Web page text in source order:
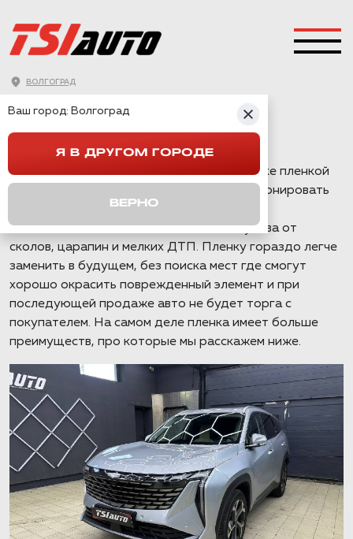
ВОЛГОГРАД
ОКЛЕЙКА ПЛЕНКОЙ
GEELY CITYRAY В
ВОЛГОГРАДЕ
Geely Cityray приехал на работы по оклейке пленкой
кузова. Команда TSIauto рекомендует бронировать
пленкой наиболее уязвимые места новых
автомобилей, это защитит элементы кузова от
сколов, царапин и мелких ДТП. Пленку гораздо легче
заменить в будущем, без поиска мест где смогут
хорошо окрасить поврежденный элемент и при
последующей продаже авто не будет торга с
покупателем. На самом деле пленка имеет больше
преимуществ, про которые мы расскажем ниже.
Ваш город: Волгоград
Я В ДРУГОМ ГОРОДЕ
ВЕРНО